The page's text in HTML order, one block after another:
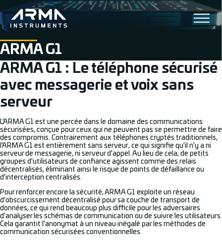
ARMA G1
ARMA G1 : Le téléphone sécurisé
avec messagerie et voix sans
serveur
L'ARMA G1 est une percée dans le domaine des communications
sécurisées, conçue pour ceux qui ne peuvent pas se permettre de faire
des compromis. Contrairement aux téléphones cryptés traditionnels,
l'ARMA G1 est entièrement sans serveur, ce qui signifie qu'il n'y a ni
serveur de messagerie, ni serveur d'appel. Au lieu de cela, de petits
groupes d'utilisateurs de confiance agissent comme des relais
décentralisés, éliminant ainsi le risque de points de défaillance ou
d'interception centralisés.
Pour renforcer encore la sécurité, ARMA G1 exploite un réseau
d'obscurcissement décentralisé pour sa couche de transport de
données, ce qui rend beaucoup plus difficile pour les adversaires
d'analyser les schémas de communication ou de suivre les utilisateurs.
Cela garantit l'anonymat à un niveau inégalé par les méthodes de
communication sécurisées conventionnelles.